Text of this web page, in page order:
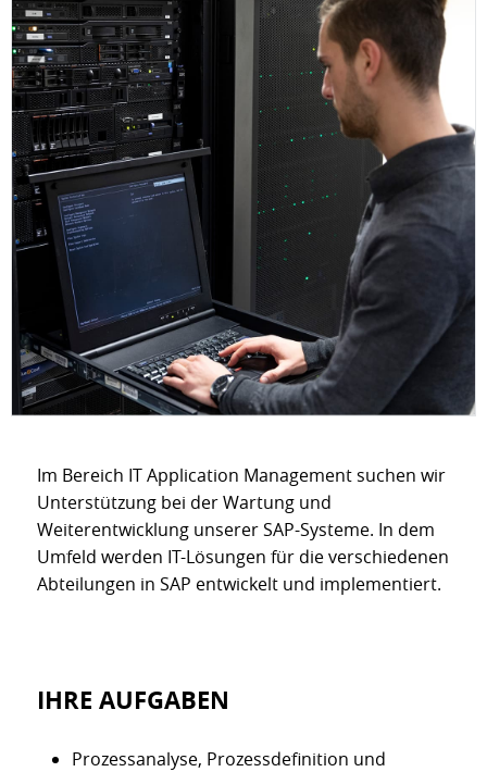
Im Bereich IT Application Management suchen wir
Unterstützung bei der Wartung und
Weiterentwicklung unserer SAP-Systeme. In dem
Umfeld werden IT-Lösungen für die verschiedenen
Abteilungen in SAP entwickelt und implementiert.
IHRE AUFGABEN
Prozessanalyse, Prozessdefinition und